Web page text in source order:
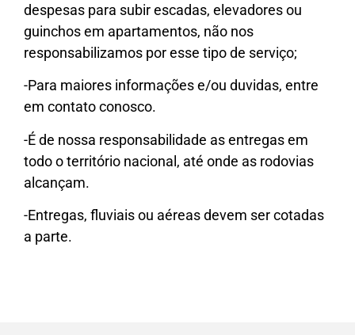
despesas para subir escadas, elevadores ou
guinchos em apartamentos, não nos
responsabilizamos por esse tipo de serviço;
-Para maiores informações e/ou duvidas, entre
em contato conosco.
-É de nossa responsabilidade as entregas em
todo o território nacional, até onde as rodovias
alcançam.
-Entregas, fluviais ou aéreas devem ser cotadas
a parte.